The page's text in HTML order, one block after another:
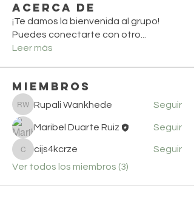
Acerca de
¡Te damos la bienvenida al grupo!
Puedes conectarte con otro...
Leer más
Miembros
Rupali Wankhede
Rupali Wankhede Seguir
Maribel Duarte Ruiz Seguir
cijs4kcrze
cijs4kcrze
Seguir
Ver todos los miembros (3)